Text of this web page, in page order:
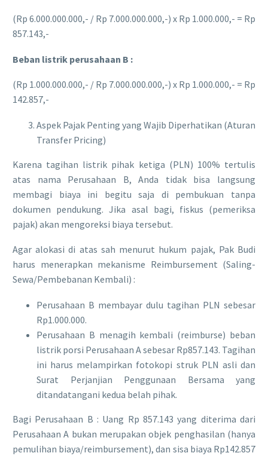
(Rp 6.000.000.000,- / Rp 7.000.000.000,-) x Rp 1.000.000,- = Rp
857.143,-
Beban listrik perusahaan B :
(Rp 1.000.000.000,- / Rp 7.000.000.000,-) x Rp 1.000.000,- = Rp
142.857,-
Aspek Pajak Penting yang Wajib Diperhatikan (Aturan
Transfer Pricing)
​Karena tagihan listrik pihak ketiga (PLN) 100% tertulis
atas nama Perusahaan B, Anda tidak bisa langsung
membagi biaya ini begitu saja di pembukuan tanpa
dokumen pendukung. Jika asal bagi, fiskus (pemeriksa
pajak) akan mengoreksi biaya tersebut.
​Agar alokasi di atas sah menurut hukum pajak, Pak Budi
harus menerapkan mekanisme Reimbursement (Saling-
Sewa/Pembebanan Kembali) :
​Perusahaan B membayar dulu tagihan PLN sebesar
Rp1.000.000.
​Perusahaan B menagih kembali (reimburse) beban
listrik porsi Perusahaan A sebesar Rp857.143. Tagihan
ini harus melampirkan fotokopi struk PLN asli dan
Surat Perjanjian Penggunaan Bersama yang
ditandatangani kedua belah pihak.
​Bagi Perusahaan B : Uang Rp 857.143 yang diterima dari
Perusahaan A bukan merupakan objek penghasilan (hanya
pemulihan biaya/reimbursement), dan sisa biaya Rp142.857